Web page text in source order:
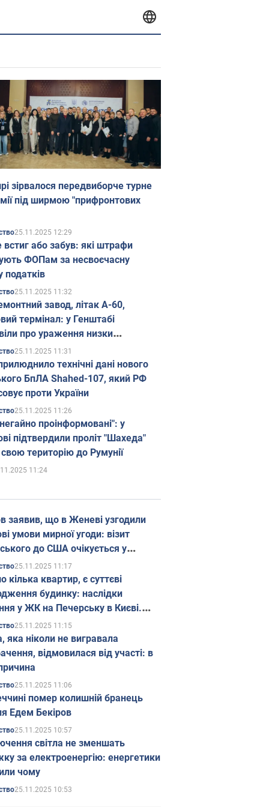
зірвалося передвиборче турне
під ширмою "прифронтових
25.11.2025 12:29
встиг або забув: які штрафи
ФОПам за несвоєчасну
податків
25.11.2025 11:32
завод, літак А-60,
термінал: у Генштабі
про ураження низки
об'єктів Росії
25.11.2025 11:31
технічні дані нового
БпЛА Shahed-107, який РФ
проти України
25.11.2025 11:26
проінформовані": у
підтвердили проліт "Шахеда"
територію до Румунії
11:24
заявив, що в Женеві узгодили
умови мирної угоди: візит
до США очікується у
25.11.2025 11:17
кілька квартир, є суттєві
будинку: наслідки
у ЖК на Печерську в Києві.
25.11.2025 11:15
яка ніколи не вигравала
відмовилася від участі: в
25.11.2025 11:06
помер колишній бранець
Едем Бекіров
25.11.2025 10:57
світла не зменшать
за електроенергію: енергетики
чому
25.11.2025 10:53